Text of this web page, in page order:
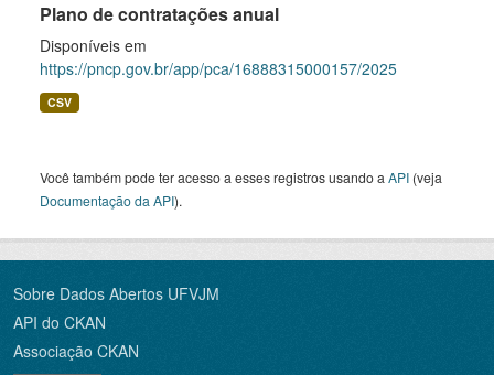
Plano de contratações anual
Disponíveis em
https://pncp.gov.br/app/pca/16888315000157/2025
CSV
Você também pode ter acesso a esses registros usando a API (veja
Documentação da API).
Sobre Dados Abertos UFVJM
API do CKAN
Associação CKAN